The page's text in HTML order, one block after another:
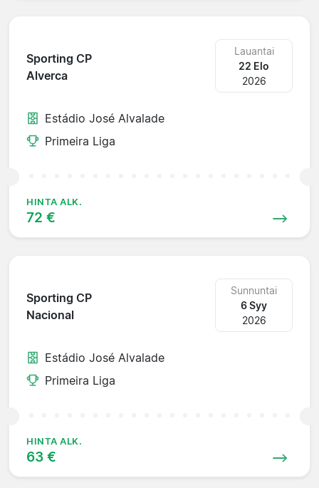
Sporting CP
Alverca
Lauantai
22 Elo
2026
Estádio José Alvalade
Primeira Liga
HINTA ALK.
72 €
Sporting CP
Nacional
Sunnuntai
6 Syy
2026
Estádio José Alvalade
Primeira Liga
HINTA ALK.
63 €